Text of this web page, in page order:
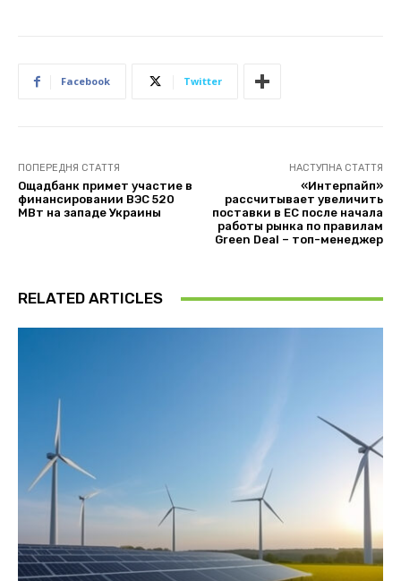
Facebook Twitter
ПОПЕРЕДНЯ СТАТТЯ
Ощадбанк примет участие в
финансировании ВЭС 520
МВт на западе Украины
НАСТУПНА СТАТТЯ
«Интерпайп»
рассчитывает увеличить
поставки в ЕС после начала
работы рынка по правилам
Green Deal – топ-менеджер
RELATED ARTICLES